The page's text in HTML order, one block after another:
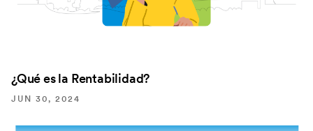
¿Qué es la Rentabilidad?
JUN 30, 2024